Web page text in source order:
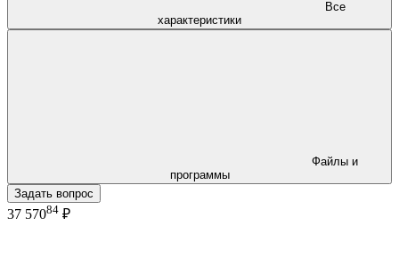
характеристики
программы
Задать вопрос
37 57084 ₽